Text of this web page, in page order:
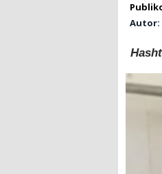
Autor: